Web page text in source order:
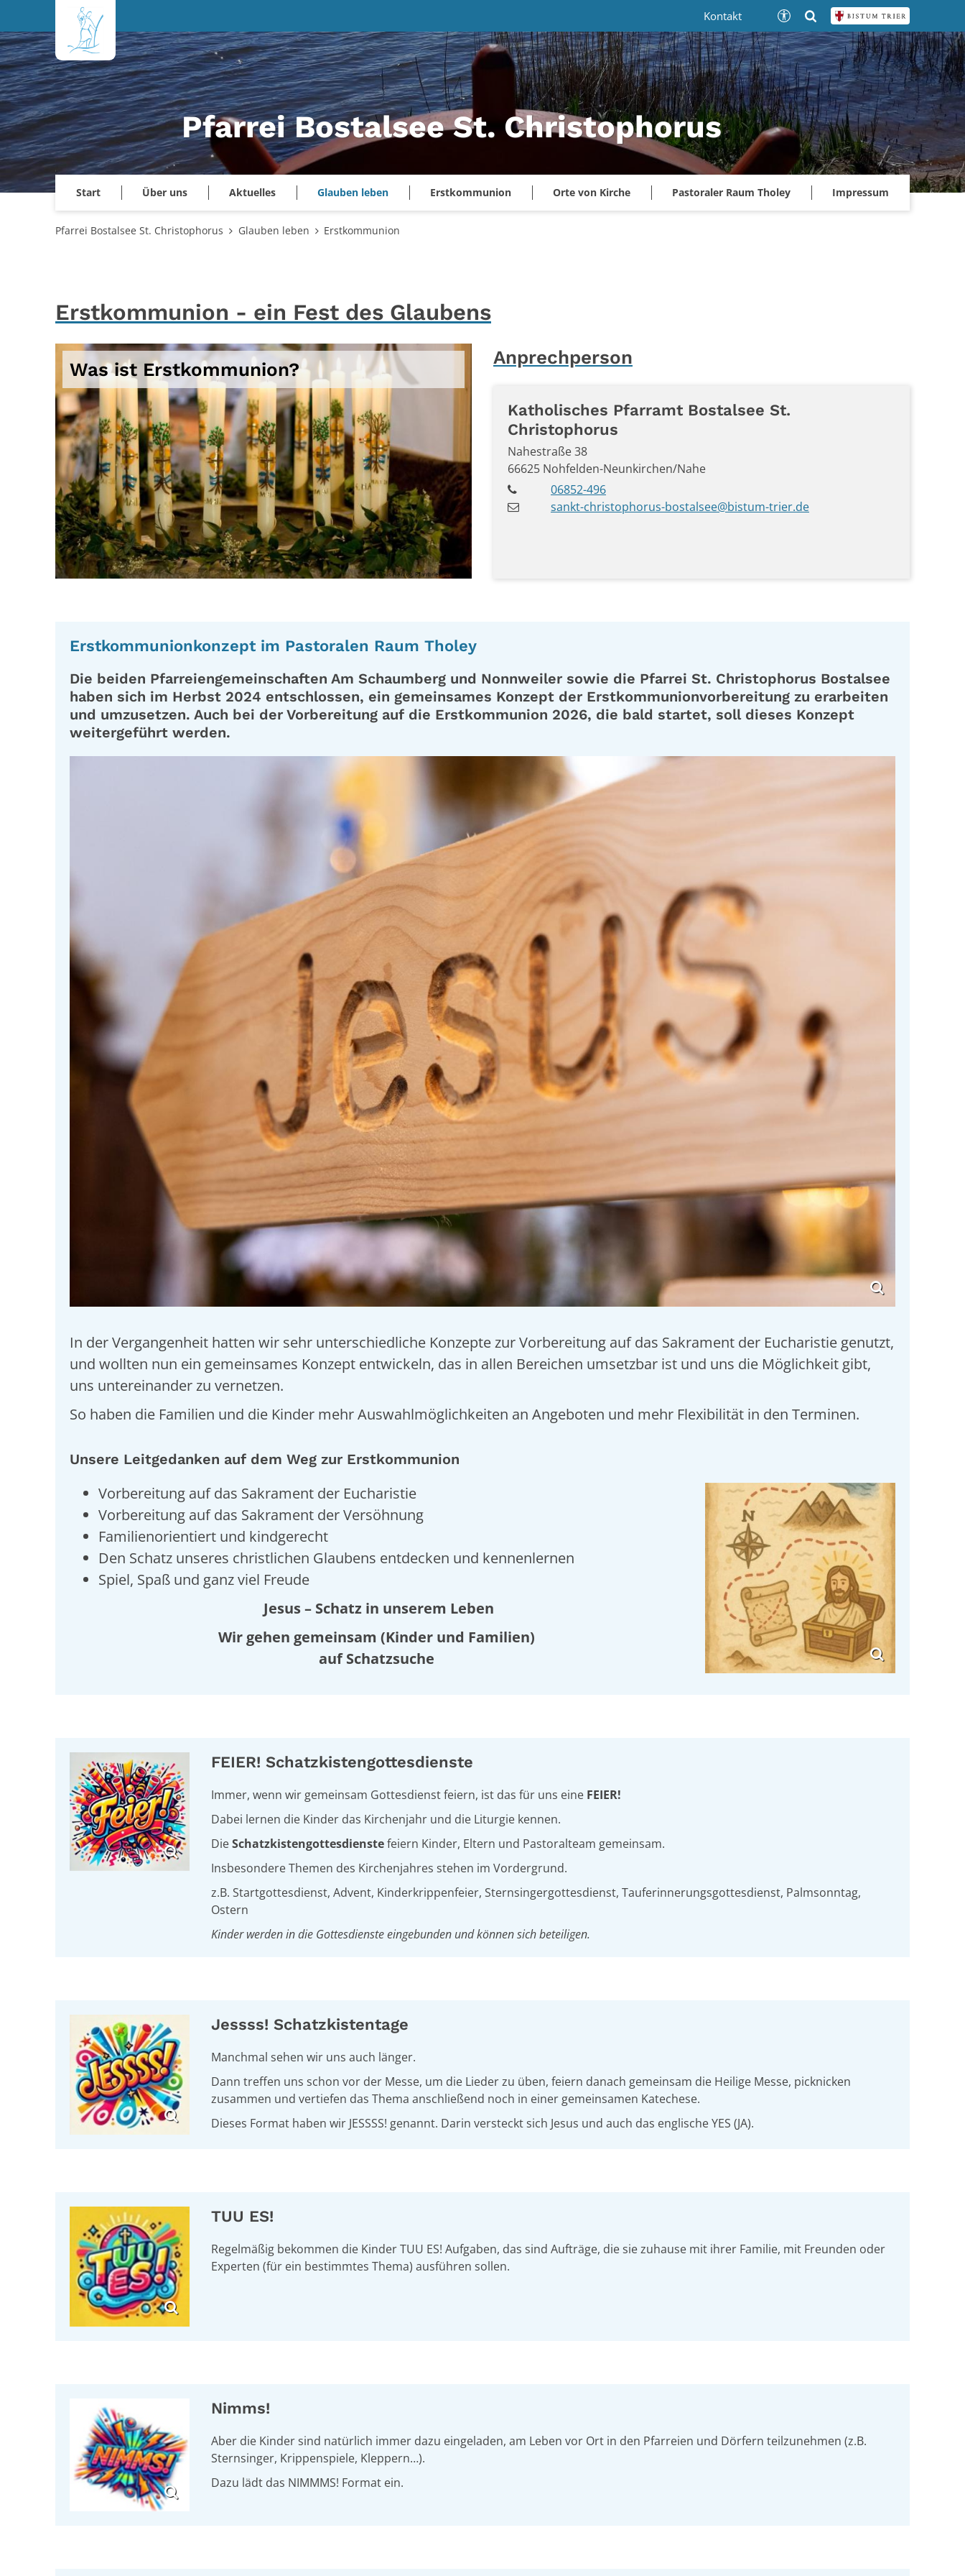
Zum Inhalt springen
Pfarrei Bostalsee St. Christophorus
Start Über uns Aktuelles Glauben leben Erstkommunion Orte von Kirche Pastoraler Raum Tholey Impressum
Kontakt
Pfarrei Bostalsee St. Christophorus Glauben leben Erstkommunion
Erstkommunion - ein Fest des Glaubens
Was ist Erstkommunion?
© Klaus Herzog, Pfarrbriefservice.de
Anprechperson
Katholisches Pfarramt Bostalsee St.
Christophorus
Nahestraße 38
66625 Nohfelden-Neunkirchen/Nahe
06852-496
sankt-christophorus-bostalsee@bistum-trier.de
Erstkommunionkonzept im Pastoralen Raum Tholey
Die beiden Pfarreiengemeinschaften Am Schaumberg und Nonnweiler sowie die Pfarrei St. Christophorus Bostalsee
haben sich im Herbst 2024 entschlossen, ein gemeinsames Konzept der Erstkommunionvorbereitung zu erarbeiten
und umzusetzen. Auch bei der Vorbereitung auf die Erstkommunion 2026, die bald startet, soll dieses Konzept
weitergeführt werden.
In der Vergangenheit hatten wir sehr unterschiedliche Konzepte zur Vorbereitung auf das Sakrament der Eucharistie genutzt,
und wollten nun ein gemeinsames Konzept entwickeln, das in allen Bereichen umsetzbar ist und uns die Möglichkeit gibt,
uns untereinander zu vernetzen.
So haben die Familien und die Kinder mehr Auswahlmöglichkeiten an Angeboten und mehr Flexibilität in den Terminen.
Unsere Leitgedanken auf dem Weg zur Erstkommunion
Vorbereitung auf das Sakrament der Eucharistie
Vorbereitung auf das Sakrament der Versöhnung
Familienorientiert und kindgerecht
Den Schatz unseres christlichen Glaubens entdecken und kennenlernen
Spiel, Spaß und ganz viel Freude
Jesus – Schatz in unserem Leben
Wir gehen gemeinsam (Kinder und Familien)
auf Schatzsuche
FEIER! Schatzkistengottesdienste
Immer, wenn wir gemeinsam Gottesdienst feiern, ist das für uns eine FEIER!
Dabei lernen die Kinder das Kirchenjahr und die Liturgie kennen.
DieSchatzkistengottesdienstefeiern Kinder, Eltern und Pastoralteam gemeinsam.
Insbesondere Themen des Kirchenjahres stehen im Vordergrund.
z.B. Startgottesdienst, Advent, Kinderkrippenfeier, Sternsingergottesdienst, Tauferinnerungsgottesdienst, Palmsonntag,
Ostern
Kinder werden in die Gottesdienste eingebunden und können sich beteiligen.
Jessss! Schatzkistentage
Manchmal sehen wir uns auch länger.
Dann treffen uns schon vor der Messe, um die Lieder zu üben, feiern danach gemeinsam die Heilige Messe, picknicken
zusammen und vertiefen das Thema anschließend noch in einer gemeinsamen Katechese.
Dieses Format haben wir JESSSS! genannt. Darin versteckt sich Jesus und auch das englische YES (JA).
TUU ES!
Regelmäßigbekommen die Kinder TUU ES! Aufgaben, das sind Aufträge, die sie zuhause mit ihrer Familie, mit Freunden oder
Experten (für ein bestimmtes Thema) ausführen sollen.
Nimms!
Aber die Kinder sind natürlich immer dazu eingeladen, am Leben vor Ort in den Pfarreien und Dörfern teilzunehmen (z.B.
Sternsinger, Krippenspiele, Kleppern…).
Dazu lädt das NIMMMS! Format ein.